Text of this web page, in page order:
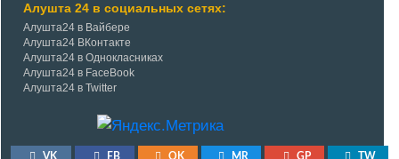
VK FB OK MR GP TW
Алушта 24 в социальных сетях:
Алушта24 в Вайбере
Алушта24 ВКонтакте
Алушта24 в Однокласниках
Алушта24 в FaceBook
Алушта24 в Twitter